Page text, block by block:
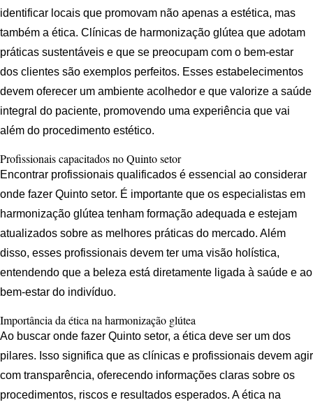
identificar locais que promovam não apenas a estética, mas
também a ética. Clínicas de harmonização glútea que adotam
práticas sustentáveis e que se preocupam com o bem-estar
dos clientes são exemplos perfeitos. Esses estabelecimentos
devem oferecer um ambiente acolhedor e que valorize a saúde
integral do paciente, promovendo uma experiência que vai
além do procedimento estético.
Profissionais capacitados no Quinto setor
Encontrar profissionais qualificados é essencial ao considerar
onde fazer Quinto setor. É importante que os especialistas em
harmonização glútea tenham formação adequada e estejam
atualizados sobre as melhores práticas do mercado. Além
disso, esses profissionais devem ter uma visão holística,
entendendo que a beleza está diretamente ligada à saúde e ao
bem-estar do indivíduo.
Importância da ética na harmonização glútea
Ao buscar onde fazer Quinto setor, a ética deve ser um dos
pilares. Isso significa que as clínicas e profissionais devem agir
com transparência, oferecendo informações claras sobre os
procedimentos, riscos e resultados esperados. A ética na